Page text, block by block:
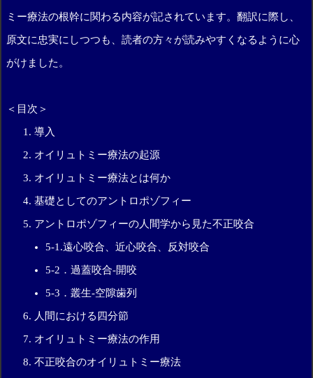
ミー療法の根幹に関わる内容が記されています。翻訳に際し、
原文に忠実にしつつも、読者の方々が読みやすくなるように心
がけました。
＜目次＞
導入
オイリュトミー療法の起源
オイリュトミー療法とは何か
基礎としてのアントロポゾフィー
アントロポゾフィーの人間学から見た不正咬合
5-1.遠心咬合、近心咬合、反対咬合
5-2．過蓋咬合-開咬
5-3．叢生-空隙歯列
人間における四分節
オイリュトミー療法の作用
不正咬合のオイリュトミー療法